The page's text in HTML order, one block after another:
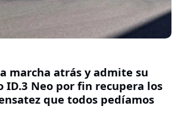
marcha atrás y admite su
ID.3 Neo por fin recupera los
que todos pedíamos